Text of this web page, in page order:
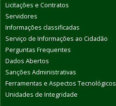
Licitações e Contratos
Servidores
Informações classificadas
Serviço de Informações ao Cidadão
Perguntas Frequentes
Dados Abertos
Sanções Administrativas
Ferramentas e Aspectos Tecnológicos
Unidades de Integridade